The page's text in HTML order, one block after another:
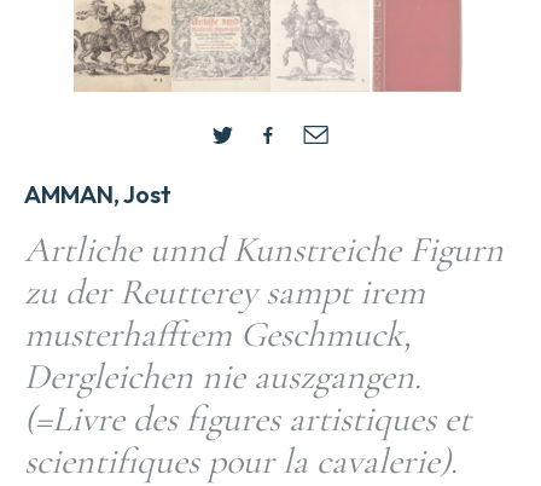
AMMAN, Jost
Artliche unnd Kunstreiche Figurn
zu der Reutterey sampt irem
musterhafftem Geschmuck,
Dergleichen nie auszgangen.
(=Livre des figures artistiques et
scientifiques pour la cavalerie).